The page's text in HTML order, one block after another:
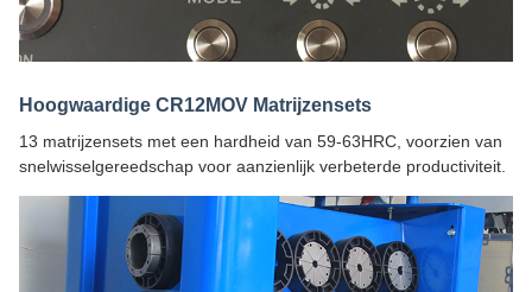
Hoogwaardige CR12MOV Matrijzensets
13 matrijzensets met een hardheid van 59-63HRC, voorzien van
snelwisselgereedschap voor aanzienlijk verbeterde productiviteit.